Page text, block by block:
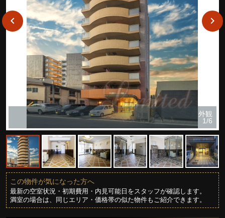
外観
1/6
この物件が気になった方へ
最新の空室状況・初期費用・内見可能日をスタッフが確認します。
満室の場合は、同じエリア・価格帯の似た物件もご紹介できます。